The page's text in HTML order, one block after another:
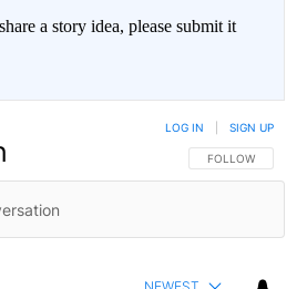
a story idea, please submit it
FOLLOW THIS
FOLLOW
LOG IN SIGN UP